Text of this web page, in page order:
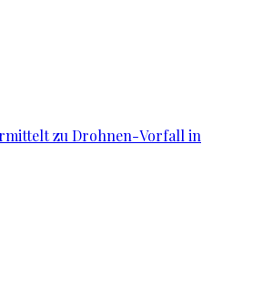
zu Drohnen-Vorfall in